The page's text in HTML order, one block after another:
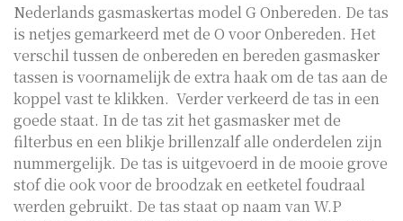
Nederlands gasmaskertas model G Onbereden. De tas
is netjes gemarkeerd met de O voor Onbereden. Het
verschil tussen de onbereden en bereden gasmasker
tassen is voornamelijk de extra haak om de tas aan de
koppel vast te klikken. Verder verkeerd de tas in een
goede staat. In de tas zit het gasmasker met de
filterbus en een blikje brillenzalf alle onderdelen zijn
nummergelijk. De tas is uitgevoerd in de mooie grove
stof die ook voor de broodzak en eetketel foudraal
werden gebruikt. De tas staat op naam van W.P